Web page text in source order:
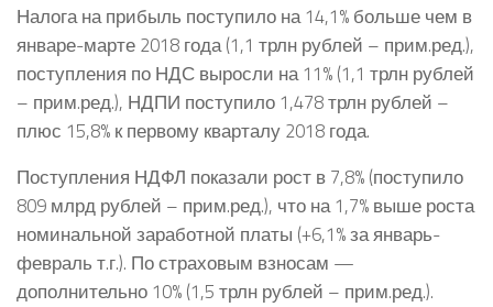
Налога на прибыль поступило на 14,1% больше чем в
январе-марте 2018 года (1,1 трлн рублей – прим.ред.),
поступления по НДС выросли на 11% (1,1 трлн рублей
– прим.ред.), НДПИ поступило 1,478 трлн рублей –
плюс 15,8% к первому кварталу 2018 года.
Поступления НДФЛ показали рост в 7,8% (поступило
809 млрд рублей – прим.ред.), что на 1,7% выше роста
номинальной заработной платы (+6,1% за январь-
февраль т.г.). По страховым взносам —
дополнительно 10% (1,5 трлн рублей – прим.ред.).